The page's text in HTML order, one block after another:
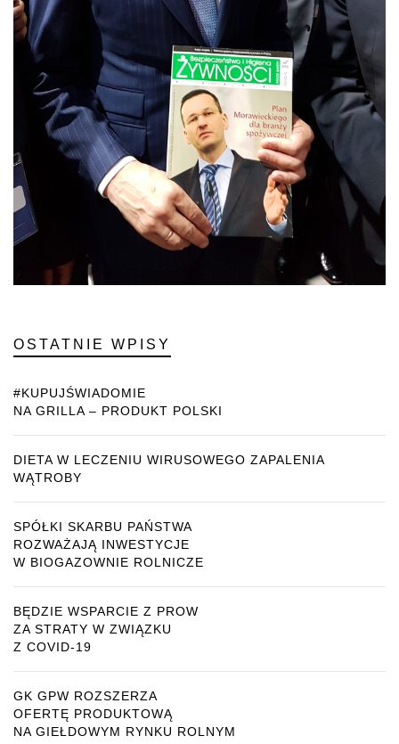
OSTATNIE WPISY
#KUPUJŚWIADOMIE
NA GRILLA – PRODUKT POLSKI
DIETA W LECZENIU WIRUSOWEGO ZAPALENIA
WĄTROBY
SPÓŁKI SKARBU PAŃSTWA
ROZWAŻAJĄ INWESTYCJE
W BIOGAZOWNIE ROLNICZE
BĘDZIE WSPARCIE Z PROW
ZA STRATY W ZWIĄZKU
Z COVID-19
GK GPW ROZSZERZA
OFERTĘ PRODUKTOWĄ
NA GIEŁDOWYM RYNKU ROLNYM